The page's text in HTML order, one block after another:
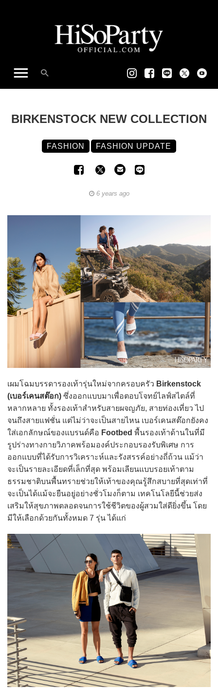
BIRKENSTOCK NEW COLLECTION
FASHION FASHION UPDATE
6 years ago
เผมโฉมบรรดารองเท้ารุ่นใหม่จากครอบครัว Birkenstock
(เบอร์เคนสต๊อก) ซึ่งออกแบบมาเพื่อตอบโจทย์ไลฟ์สไตล์ที่
หลากหลาย ทั้งรองเท้าสำหรับสายผจญภัย, สายท่องเที่ยว ไป
จนถึงสายแฟชั่น แต่ไม่ว่าจะเป็นสายไหน เบอร์เคนสต๊อกยังคง
ใส่เอกลักษณ์ของแบรนด์คือ Footbed พื้นรองเท้าด้านในที่มี
รูปร่างทางกายวิภาคพร้อมองค์ประกอบรองรับพิเศษ การ
ออกแบบที่ได้รับการวิเคราะห์และรังสรรค์อย่างถี่ถ้วน แม้ว่า
จะเป็นรายละเอียดที่เล็กที่สุด พร้อมเลียนแบบรอยเท้าตาม
ธรรมชาติบนพื้นทรายช่วยให้เท้าของคุณรู้สึกสบายที่สุดเท่าที่
จะเป็นได้แม้จะยืนอยู่อย่างชั่วโมงก็ตาม เทคโนโลยีนี้ช่วยส่ง
เสริมให้สุขภาพตลอดจนการใช้ชีวิตของผู้สวมใส่ดียิ่งขึ้น โดย
มีให้เลือกด้วยกันทั้งหมด 7 รุ่น ได้แก่